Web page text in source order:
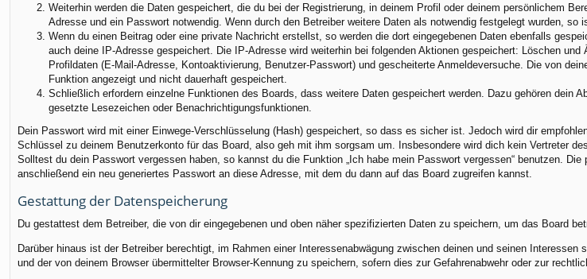
Weiterhin werden die Daten gespeichert, die du bei der Registrierung, in deinem Profil oder deinem persönlichem
Adresse und ein Passwort notwendig. Wenn durch den Betreiber weitere Daten als notwendig festgelegt wurden, so
Wenn du einen Beitrag oder eine private Nachricht erstellst, so werden die dort eingegebenen Daten ebenfalls
auch deine IP-Adresse gespeichert. Die IP-Adresse wird weiterhin bei folgenden Aktionen gespeichert: Löschen
Profildaten (E-Mail-Adresse, Kontoaktivierung, Benutzer-Passwort) und gescheiterte Anmeldeversuche. Die von
Funktion angezeigt und nicht dauerhaft gespeichert.
Schließlich erfordern einzelne Funktionen des Boards, dass weitere Daten gespeichert werden. Dazu gehören
gesetzte Lesezeichen oder Benachrichtigungsfunktionen.
Dein Passwort wird mit einer Einwege-Verschlüsselung (Hash) gespeichert, so dass es sicher ist. Jedoch wird dir
Schlüssel zu deinem Benutzerkonto für das Board, also geh mit ihm sorgsam um. Insbesondere wird dich kein Vertreter
Solltest du dein Passwort vergessen haben, so kannst du die Funktion „Ich habe mein Passwort vergessen“ benutzen.
anschließend ein neu generiertes Passwort an diese Adresse, mit dem du dann auf das Board zugreifen kannst.
Gestattung der Datenspeicherung
Du gestattest dem Betreiber, die von dir eingegebenen und oben näher spezifizierten Daten zu speichern, um das Board
Darüber hinaus ist der Betreiber berechtigt, im Rahmen einer Interessenabwägung zwischen deinen und seinen
und der von deinem Browser übermittelter Browser-Kennung zu speichern, sofern dies zur Gefahrenabwehr oder zur